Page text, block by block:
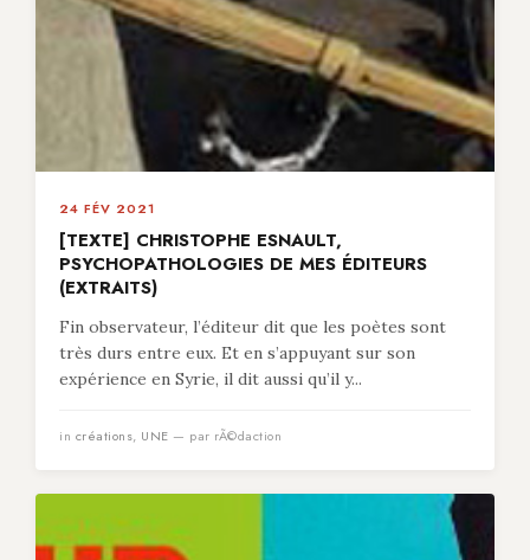
24 FÉV 2021
[TEXTE] CHRISTOPHE ESNAULT,
PSYCHOPATHOLOGIES DE MES ÉDITEURS
(EXTRAITS)
Fin observateur, l’éditeur dit que les poètes sont
très durs entre eux. Et en s’appuyant sur son
expérience en Syrie, il dit aussi qu’il y...
in créations, UNE — par rÃ©daction